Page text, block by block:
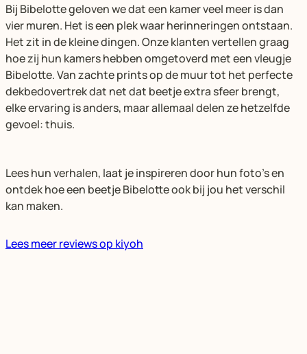
Bij Bibelotte geloven we dat een kamer veel meer is dan
vier muren. Het is een plek waar herinneringen ontstaan.
Het zit in de kleine dingen. Onze klanten vertellen graag
hoe zij hun kamers hebben omgetoverd met een vleugje
Bibelotte. Van zachte prints op de muur tot het perfecte
dekbedovertrek dat net dat beetje extra sfeer brengt,
elke ervaring is anders, maar allemaal delen ze hetzelfde
gevoel: thuis.
Lees hun verhalen, laat je inspireren door hun foto’s en
ontdek hoe een beetje Bibelotte ook bij jou het verschil
kan maken.
Lees meer reviews op kiyoh